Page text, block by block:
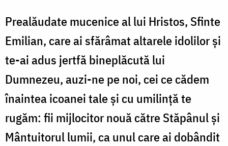
Prealăudate mucenice al lui Hristos, Sfinte
Emilian, care ai sfărâmat altarele idolilor și
te-ai adus jertfă bineplăcută lui
Dumnezeu, auzi-ne pe noi, cei ce cădem
înaintea icoanei tale și cu umilință te
rugăm: fii mijlocitor nouă către Stăpânul și
Mântuitorul lumii, ca unul care ai dobândit